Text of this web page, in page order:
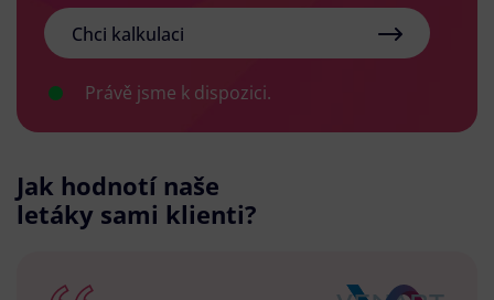
Chci kalkulaci
Právě jsme k dispozici.
Jak hodnotí naše
letáky sami klienti?